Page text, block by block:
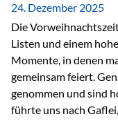
24. Dezember 2025
Die
Listen und einem
Momente, in denen
gemeinsam feiert.
genommen und sind
führte uns nach